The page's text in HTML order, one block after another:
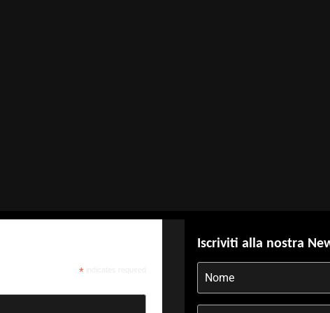
*
Iscriviti alla nostra